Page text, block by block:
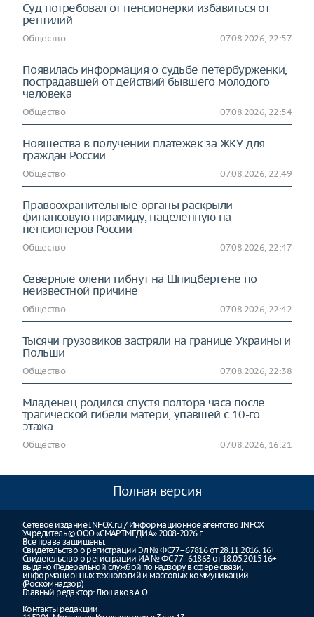
Суд потребовал от пенсионерки избавиться от
рептилий
Общество 07.08.2026, 22:57
Появилась информация о судьбе петербурженки,
пострадавшей от действий бывшего молодого
человека
Общество 07.08.2026, 22:54
Новшества в получении платежек за ЖКУ для
граждан России
Общество 07.08.2026, 22:49
Правоохранительные органы раскрыли
финансовую пирамиду, нацеленную на
пенсионеров России
Общество 07.08.2026, 22:47
Северные олени гибнут на Шпицбергене по
неизвестной причине
Общество 07.08.2026, 22:42
Тысячи грузовиков застряли на границе Украины и
Польши
Общество 07.08.2026, 22:38
Младенец родился спустя полтора часа после
трагической гибели матери, упавшей с 10-го
этажа
Общество 07.08.2026, 16:21
Полная версия
Сетевое издание INFOX.ru / Информационное агентство INFOX
Учредитель © ООО «СМАРТМЕДИА» 2008-2026 г.
Все права защищены.
Свидетельство о регистрации Эл № ФС77–67816 от 28.11.2016. 16+
Свидетельство о регистрации ИА № ФС 77 - 61863 от 18.05.2015 16+
выдано Федеральной службой по надзору в сфере связи,
информационных технологий и массовых коммуникаций
(Роскомнадзор)
Главный редактор: Люшаков А.О.
Контакты редакции